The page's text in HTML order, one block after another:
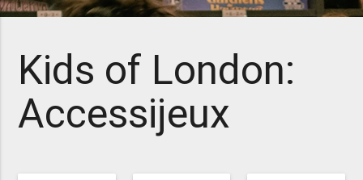
Kids of London:
Accessijeux